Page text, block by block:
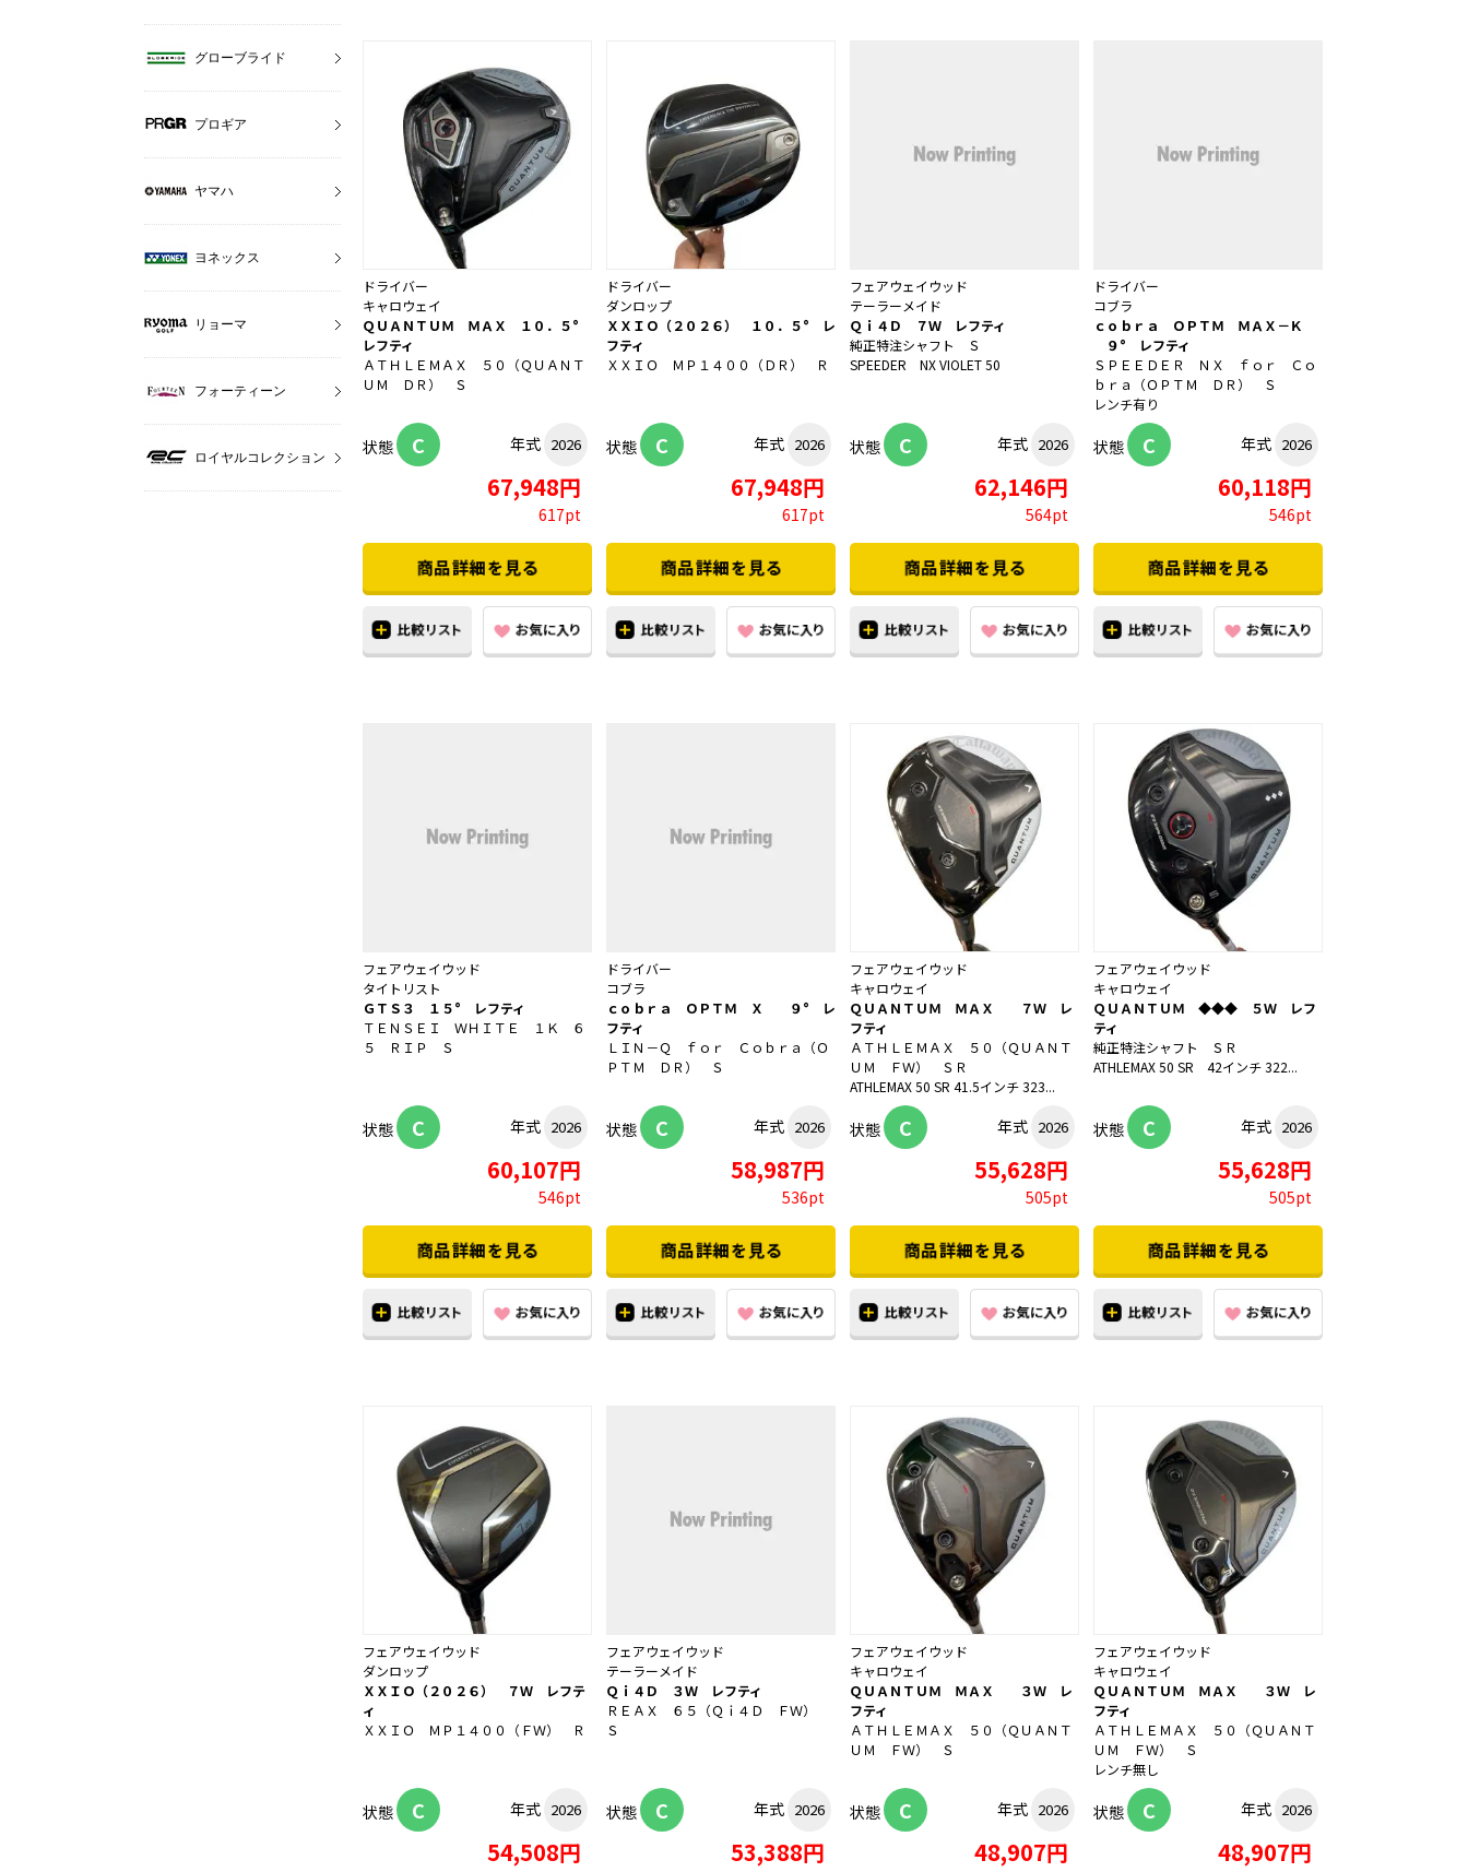
ドライバー
キャロウェイ
ＱＵＡＮＴＵＭ ＭＡＸ １０．５°
レフティ
ＡＴＨＬＥＭＡＸ ５０（ＱＵＡＮＴ
ＵＭ ＤＲ） Ｓ
状態 C 年式 2026
67,948円
617pt
ドライバー
ダンロップ
ＸＸＩＯ（２０２６） １０．５° レ
フティ
ＸＸＩＯ ＭＰ１４００（ＤＲ） Ｒ
状態 C 年式 2026
67,948円
617pt
フェアウェイウッド
テーラーメイド
Ｑｉ４Ｄ ７Ｗ レフティ
純正特注シャフト Ｓ
SPEEDER NX VIOLET 50
状態 C 年式 2026
62,146円
564pt
ドライバー
コブラ
ｃｏｂｒａ ＯＰＴＭ ＭＡＸ－Ｋ
９° レフティ
ＳＰＥＥＤＥＲ ＮＸ ｆｏｒ Ｃｏ
ｂｒａ（ＯＰＴＭ ＤＲ） Ｓ
レンチ有り
状態 C 年式 2026
60,118円
546pt
フェアウェイウッド
タイトリスト
ＧＴＳ３ １５° レフティ
ＴＥＮＳＥＩ ＷＨＩＴＥ １Ｋ ６
５ ＲＩＰ Ｓ
状態 C 年式 2026
60,107円
546pt
ドライバー
コブラ
ｃｏｂｒａ ＯＰＴＭ Ｘ ９° レ
フティ
ＬＩＮ－Ｑ ｆｏｒ Ｃｏｂｒａ（Ｏ
ＰＴＭ ＤＲ） Ｓ
状態 C 年式 2026
58,987円
536pt
フェアウェイウッド
キャロウェイ
ＱＵＡＮＴＵＭ ＭＡＸ ７Ｗ レ
フティ
ＡＴＨＬＥＭＡＸ ５０（ＱＵＡＮＴ
ＵＭ ＦＷ） ＳＲ
ATHLEMAX 50 SR 41.5インチ 323...
状態 C 年式 2026
55,628円
505pt
フェアウェイウッド
キャロウェイ
ＱＵＡＮＴＵＭ ◆◆◆ ５Ｗ レフ
ティ
純正特注シャフト ＳＲ
ATHLEMAX 50 SR 42インチ 322...
状態 C 年式 2026
55,628円
505pt
フェアウェイウッド
ダンロップ
ＸＸＩＯ（２０２６） ７Ｗ レフテ
ィ
ＸＸＩＯ ＭＰ１４００（ＦＷ） Ｒ
状態 C 年式 2026
54,508円
フェアウェイウッド
テーラーメイド
Ｑｉ４Ｄ ３Ｗ レフティ
ＲＥＡＸ ６５（Ｑｉ４Ｄ ＦＷ）
Ｓ
状態 C 年式 2026
53,388円
フェアウェイウッド
キャロウェイ
ＱＵＡＮＴＵＭ ＭＡＸ ３Ｗ レ
フティ
ＡＴＨＬＥＭＡＸ ５０（ＱＵＡＮＴ
ＵＭ ＦＷ） Ｓ
状態 C 年式 2026
48,907円
フェアウェイウッド
キャロウェイ
ＱＵＡＮＴＵＭ ＭＡＸ ３Ｗ レ
フティ
ＡＴＨＬＥＭＡＸ ５０（ＱＵＡＮＴ
ＵＭ ＦＷ） Ｓ
レンチ無し
状態 C 年式 2026
48,907円
グローブライド
プロギア
ヤマハ
ヨネックス
リョーマ
フォーティーン
ロイヤルコレクション